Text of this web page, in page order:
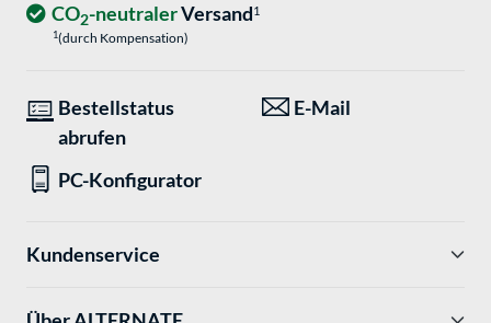
CO2-neutralerVersand1
1(durch Kompensation)
Bestellstatus
abrufen
E-Mail
PC-Konfigurator
Kundenservice